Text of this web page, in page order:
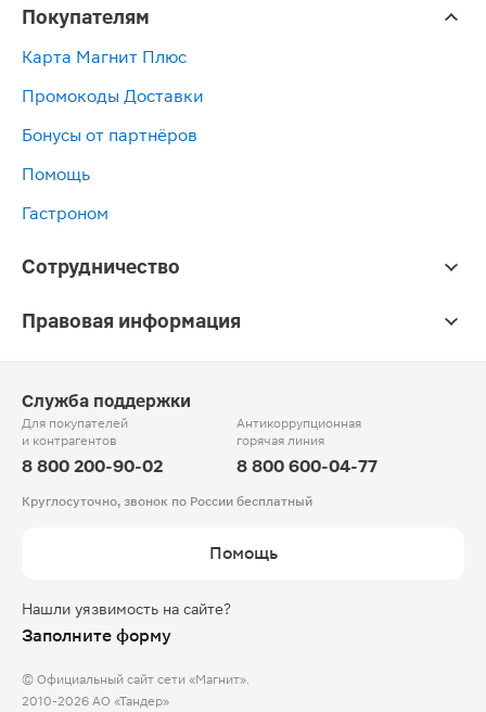
Покупателям
Карта Магнит Плюс
Промокоды Доставки
Бонусы от партнёров
Помощь
Гастроном
Сотрудничество
Правовая информация
Служба поддержки
Для покупателей
и контрагентов
8 800 200-90-02
Антикоррупционная
горячая линия
8 800 600-04-77
Круглосуточно, звонок по России бесплатный
Помощь
Нашли уязвимость на сайте?
Заполните форму
© Официальный сайт сети «Магнит».
2010-2026 АО «Тандер»